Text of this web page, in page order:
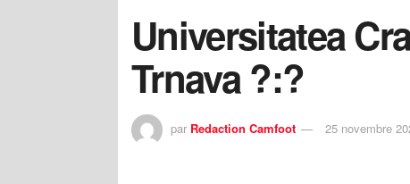
Universitatea
Trnava ?:?
par Redaction Camfoot 25 novembre